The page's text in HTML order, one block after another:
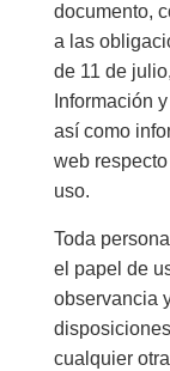
documento,
a las
de 11 de
Información
así como
web
uso.
Toda
el papel de
observancia
cualquier